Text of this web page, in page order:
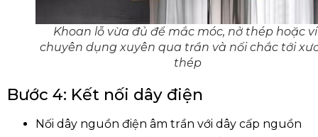
Khoan lỗ vừa đủ để mắc móc, nở thép hoặc
chuyên dụng xuyên qua trần và nối chắc tới
thép
Bước 4: Kết nối dây điện
Nối dây nguồn điện âm trần với dây cấp nguồn